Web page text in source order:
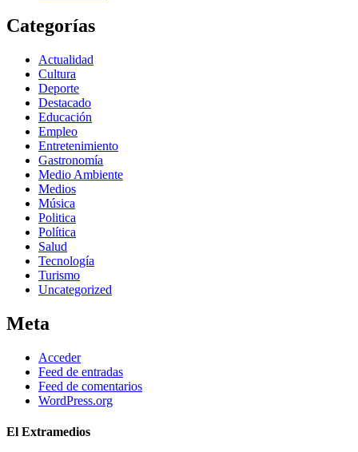
Categorías
Actualidad
Cultura
Deporte
Destacado
Educación
Empleo
Entretenimiento
Gastronomía
Medio Ambiente
Medios
Música
Politica
Política
Salud
Tecnología
Turismo
Uncategorized
Meta
Acceder
Feed de entradas
Feed de comentarios
WordPress.org
El Extramedios